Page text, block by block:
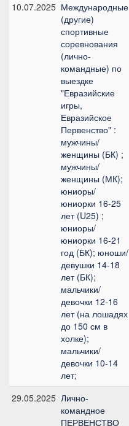
10.07.2025 Международные
(другие)
спортивные
соревнования
(лично-
командные) по
выездке
"Евразийские
игры,
Евразийское
Первенство" :
мужчины/
женщины (БК) ;
мужчины/
женщины (МК);
юниоры/
юниорки 16-25
лет (U25) ;
юниоры/
юниорки 16-21
год (БК); юноши/
девушки 14-18
лет (БК);
мальчики/
девочки 12-16
лет (на лошадях
до 150 см в
холке);
мальчики/
девочки 10-14
лет;
29.05.2025 Лично-
командное
ПЕРВЕНСТВО